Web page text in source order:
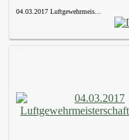
04.03.2017 Luftgewehrmeis...